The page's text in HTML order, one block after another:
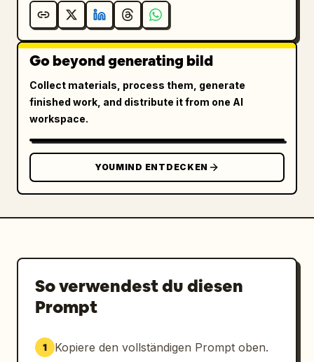
Go beyond generating bild
Collect materials, process them, generate
finished work, and distribute it from one AI
workspace.
YOUMIND ENTDECKEN
So verwendest du diesen
Prompt
1 Kopiere den vollständigen Prompt oben.